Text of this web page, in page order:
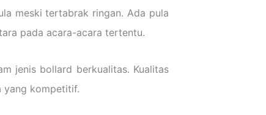
meski tertabrak ringan. Ada pula
pada acara-acara tertentu.
jenis bollard berkualitas. Kualitas
yang kompetitif.